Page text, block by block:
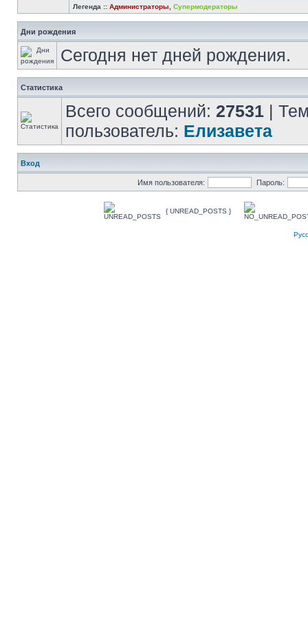
Легенда :: Администраторы Супермодераторы
Дни рождения
Сегодня нет дней рождения.
Статистика
Всего сообщений: 27531 |
пользователь: Елизавета
Вход
Имя пользователя: Пароль:
{ UNREAD_POSTS }